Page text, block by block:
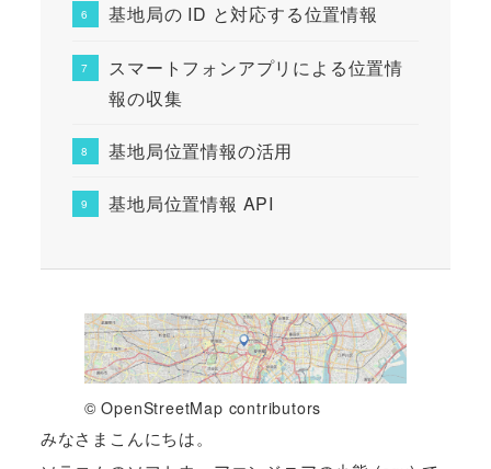
基地局の ID と対応する位置情報
スマートフォンアプリによる位置情
報の収集
基地局位置情報の活用
基地局位置情報 API
© OpenStreetMap contributors
みなさまこんにちは。